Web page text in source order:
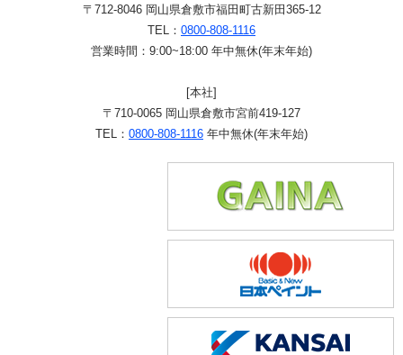
〒712-8046 岡山県倉敷市福田町古新田365-12
TEL： 0800-808-1116
営業時間：9:00~18:00 年中無休(年末年始)
[本社]
〒710-0065 岡山県倉敷市宮前419-127
TEL： 0800-808-1116 年中無休(年末年始)